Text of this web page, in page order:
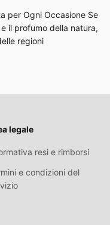
per Ogni Occasione Se
il profumo della natura,
regioni
legale
resi e rimborsi
e condizioni del